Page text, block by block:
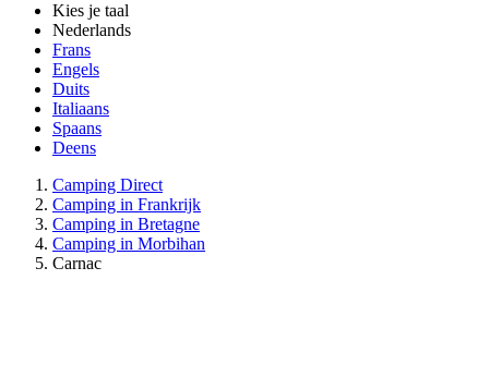
Kies je taal
Nederlands
Frans
Engels
Duits
Italiaans
Spaans
Deens
Camping Direct
Camping in Frankrijk
Camping in Bretagne
Camping in Morbihan
Carnac